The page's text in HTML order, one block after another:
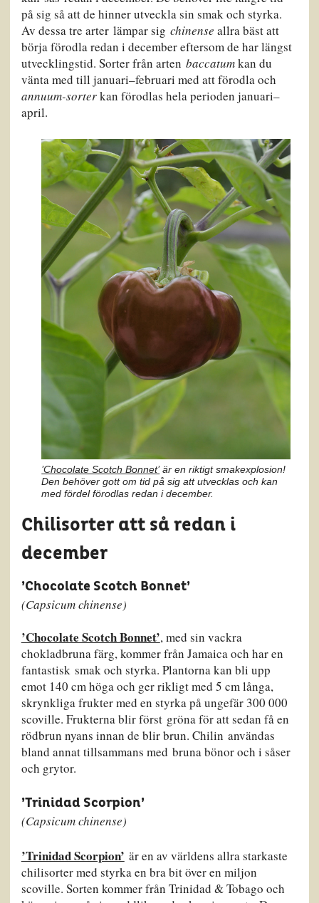
på sig så att de hinner utveckla sin smak och styrka.
Av dessa tre arter lämpar sig chinense allra bäst att
börja förodla redan i december eftersom de har längst
utvecklingstid. Sorter från arten baccatumkan du
vänta med till januari–februari med att förodla och
annuum-sorterkan förodlas hela perioden januari–
april.
’Chocolate Scotch Bonnet’är en riktigt smakexplosion!
Den behöver gott om tid på sig att utvecklas och kan
med fördel förodlas redan i december.
Chilisorter att så redan i
december
’Chocolate Scotch Bonnet’
(Capsicum chinense)
’Chocolate Scotch Bonnet’, med sin vackra
chokladbruna färg, kommer från Jamaica och har en
fantastisk smak och styrka. Plantorna kan bli upp
emot 140 cm höga och ger rikligt med 5 cm långa,
skrynkliga frukter med en styrka på ungefär 300 000
scoville. Frukterna blir först gröna för att sedan få en
rödbrun nyans innan de blir brun. Chilin användas
bland annat tillsammans med bruna bönor och i såser
och grytor.
’Trinidad Scorpion’
(Capsicum chinense)
’Trinidad Scorpion’ är en av världens allra starkaste
chilisorter med styrka en bra bit över en miljon
scoville. Sorten kommer från Trinidad & Tobago och